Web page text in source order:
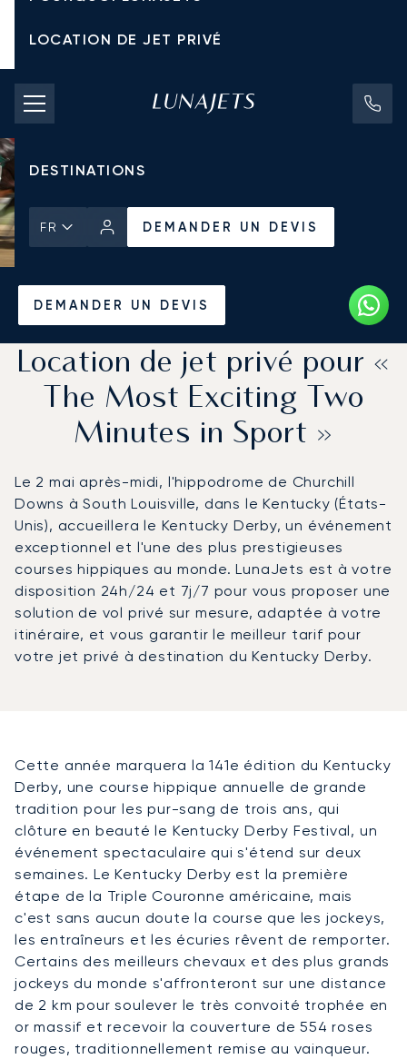
LOCATION DE JET PRIVÉ
TARIFS D'AFFRÈTEMENT
JETS PRIVÉS
DESTINATIONS
FR DEMANDER UN DEVIS
DEMANDER UN DEVIS
Location de jet privé pour «
The Most Exciting Two
Minutes in Sport »
Le 2 mai après-midi, l'hippodrome de Churchill
Downs à South Louisville, dans le Kentucky (États-
Unis), accueillera le Kentucky Derby, un événement
exceptionnel et l'une des plus prestigieuses
courses hippiques au monde. LunaJets est à votre
disposition 24h/24 et 7j/7 pour vous proposer une
solution de vol privé sur mesure, adaptée à votre
itinéraire, et vous garantir le meilleur tarif pour
votre jet privé à destination du Kentucky Derby.
Cette année marquera la 141e édition du Kentucky
Derby, une course hippique annuelle de grande
tradition pour les pur-sang de trois ans, qui
clôture en beauté le Kentucky Derby Festival, un
événement spectaculaire qui s'étend sur deux
semaines. Le Kentucky Derby est la première
étape de la Triple Couronne américaine, mais
c'est sans aucun doute la course que les jockeys,
les entraîneurs et les écuries rêvent de remporter.
Certains des meilleurs chevaux et des plus grands
jockeys du monde s'affronteront sur une distance
de 2 km pour soulever le très convoité trophée en
or massif et recevoir la couverture de 554 roses
rouges, traditionnellement remise au vainqueur.